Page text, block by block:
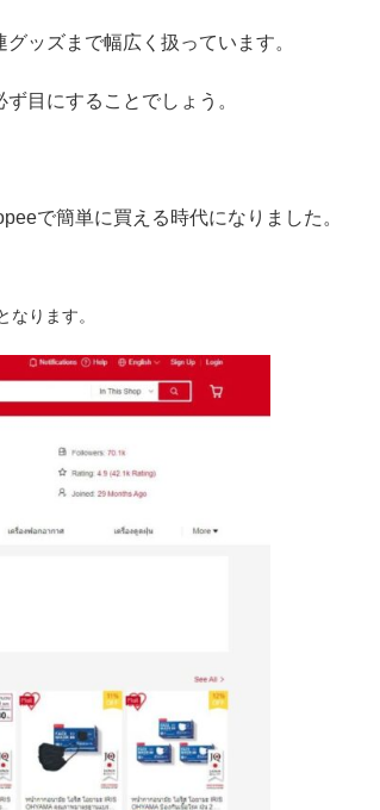
ッズまで幅広く扱っています。
目にすることでしょう。
で簡単に買える時代になりました。
ります。